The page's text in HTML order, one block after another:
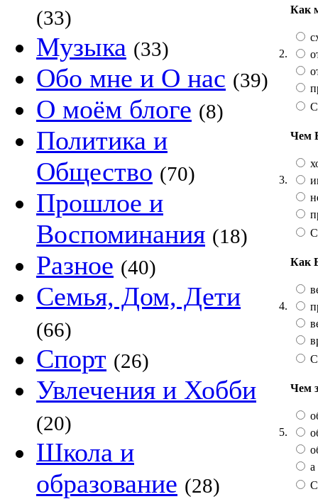
(33)
Музыка (33)
Обо мне и О нас (39)
О моём блоге (8)
Политика и
Общество (70)
Прошлое и
Воспоминания (18)
Разное (40)
Семья, Дом, Дети
(66)
Спорт (26)
Увлечения и Хобби
(20)
Школа и
образование (28)
2.
Как
3.
Чем
4.
Как
5.
Чем
а